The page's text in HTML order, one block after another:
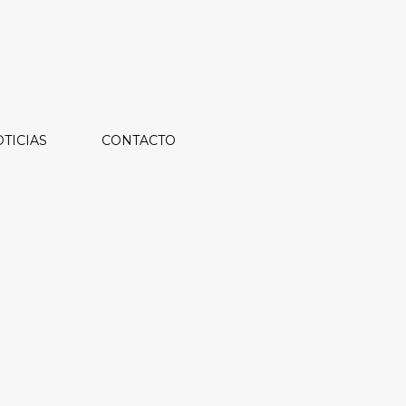
CONTACTO